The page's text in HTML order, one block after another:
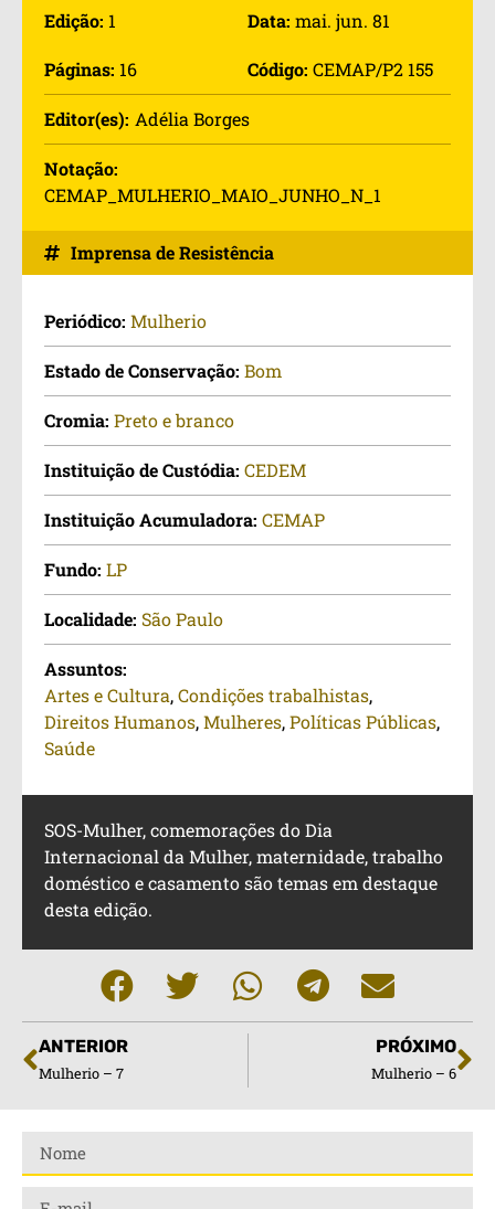
Edição: 1 Data: mai. jun. 81
Páginas: 16 Código: CEMAP/P2 155
Editor(es): Adélia Borges
Notação:
CEMAP_MULHERIO_MAIO_JUNHO_N_1
Imprensa de Resistência
Periódico: Mulherio
Estado de Conservação: Bom
Cromia: Preto e branco
Instituição de Custódia: CEDEM
Instituição Acumuladora: CEMAP
Fundo: LP
Localidade: São Paulo
Assuntos:
Artes e Cultura,Condições trabalhistas,
Direitos Humanos,Mulheres,Políticas Públicas,
Saúde
SOS-Mulher, comemorações do Dia
Internacional da Mulher, maternidade, trabalho
doméstico e casamento são temas em destaque
desta edição.
ANTERIOR
Mulherio – 7
PRÓXIMO
Mulherio – 6